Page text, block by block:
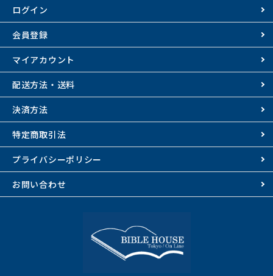
ログイン
会員登録
マイアカウント
配送方法・送料
決済方法
特定商取引法
プライバシーポリシー
お問い合わせ